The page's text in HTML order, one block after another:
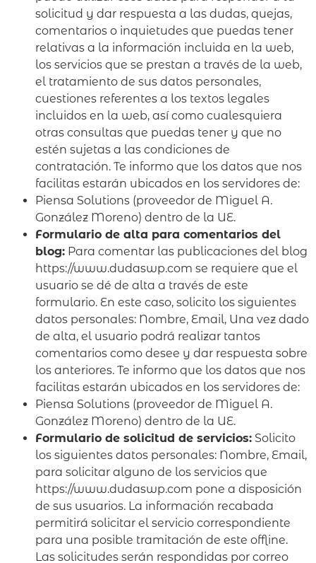
solicitud y dar respuesta a las dudas, quejas,
comentarios o inquietudes que puedas tener
relativas a la información incluida en la web,
los servicios que se prestan a través de la web,
el tratamiento de sus datos personales,
cuestiones referentes a los textos legales
incluidos en la web, así como cualesquiera
otras consultas que puedas tener y que no
estén sujetas a las condiciones de
contratación. Te informo que los datos que nos
facilitas estarán ubicados en los servidores de:
Piensa Solutions (proveedor de Miguel A.
González Moreno) dentro de la UE.
Formulario de alta para comentarios del
blog: Para comentar las publicaciones del blog
https://www.dudaswp.com se requiere que el
usuario se dé de alta a través de este
formulario. En este caso, solicito los siguientes
datos personales: Nombre, Email, Una vez dado
de alta, el usuario podrá realizar tantos
comentarios como desee y dar respuesta sobre
los anteriores. Te informo que los datos que nos
facilitas estarán ubicados en los servidores de:
Piensa Solutions (proveedor de Miguel A.
González Moreno) dentro de la UE.
Formulario de solicitud de servicios: Solicito
los siguientes datos personales: Nombre, Email,
para solicitar alguno de los servicios que
https://www.dudaswp.com pone a disposición
de sus usuarios. La información recabada
permitirá solicitar el servicio correspondiente
para una posible tramitación de este offline.
Las solicitudes serán respondidas por correo